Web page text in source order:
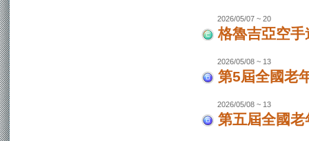
2026/05/07 ~ 20
格魯吉亞空
2026/05/08 ~ 13
第5屆全國老
2026/05/08 ~ 13
第五屆全國